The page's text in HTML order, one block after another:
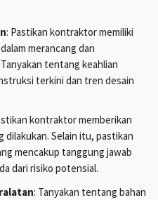
: Pastikan kontraktor memiliki
merancang dan
tentang keahlian
terkini dan tren desain
kontraktor memberikan
dilakukan. Selain itu, pastikan
mencakup tanggung jawab
dari risiko potensial.
: Tanyakan tentang bahan